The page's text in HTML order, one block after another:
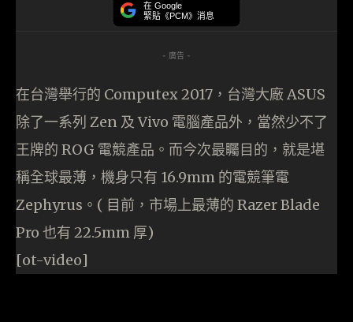
在 Google
緊貼《PCM》消息
- 廣告 -
在台灣舉行的 Computex 2017，台灣大廠 ASUS
除了一系列 Zen 及 Vivo 電腦產品外，當然少不了
王牌的 ROG 電競產品。而今次最矚目的，就是堪
稱全球最薄，機身只有 16.9mm 的電競筆電
Zephyrus。( 目前，市場上最薄的 Razer Blade
Pro 也有 22.5mm 厚)
[ot-video]